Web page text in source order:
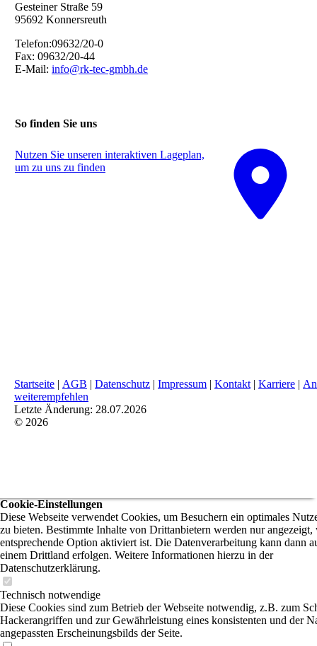
Gesteiner Straße 59
95692 Konnersreuth
Telefon:09632/20-0
Fax: 09632/20-44
E-Mail: info@rk-tec-gmbh.de
So finden Sie uns
Nutzen Sie unseren interaktiven La­ge­plan,
um zu uns zu finden
Startseite | AGB | Datenschutz | Impressum | Kontakt | Karriere |
weiterempfehlen
Letzte Änderung: 28.07.2026
© 2026
Cookie-Einstellungen
Diese Webseite verwendet Cookies, um Besuchern ein optimales
zu bieten. Bestimmte Inhalte von Drittanbietern werden nur angezeigt,
entsprechende Option aktiviert ist. Die Datenverarbeitung kann dann
einem Drittland erfolgen. Weitere Informationen hierzu in der
Datenschutzerklärung.
Technisch notwendige
Diese Cookies sind zum Betrieb der Webseite notwendig, z.B. zum
Hackerangriffen und zur Gewährleistung eines konsistenten und der
angepassten Erscheinungsbilds der Seite.